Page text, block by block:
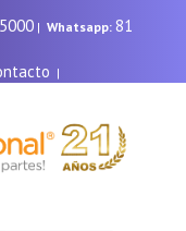
| Whatsapp: 81
|